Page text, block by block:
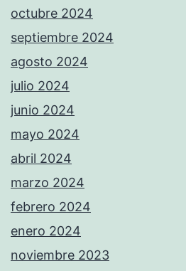
octubre 2024
septiembre 2024
agosto 2024
julio 2024
junio 2024
mayo 2024
abril 2024
marzo 2024
febrero 2024
enero 2024
noviembre 2023